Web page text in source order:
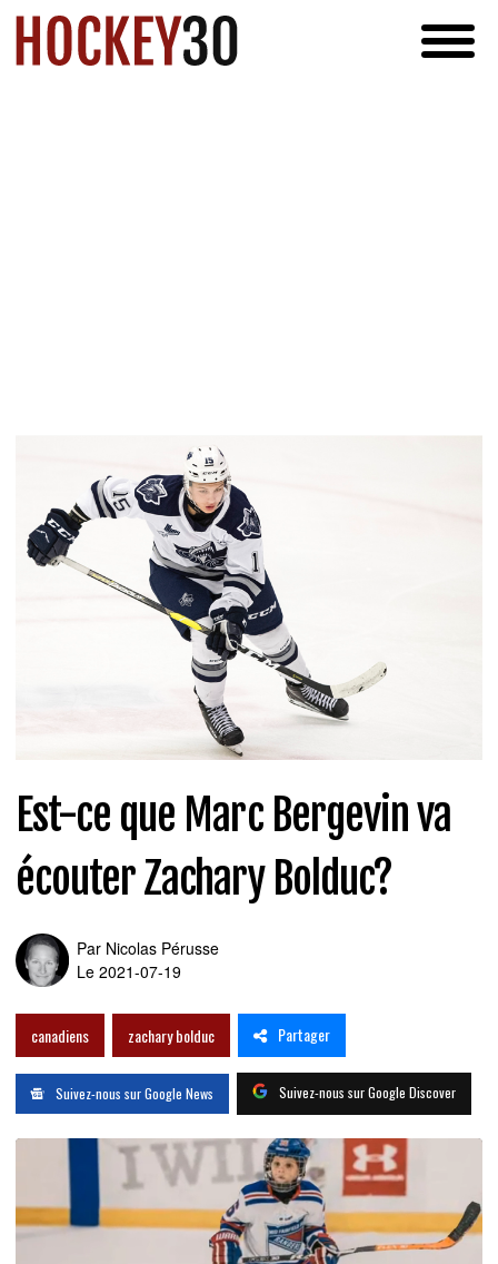
Est-ce que Marc Bergevin va
écouter Zachary Bolduc?
Par Nicolas Pérusse
Le 2021-07-19
canadiens zachary bolduc Partager
Suivez-nous sur Google News Suivez-nous sur Google Discover